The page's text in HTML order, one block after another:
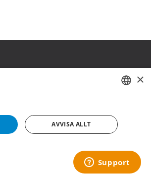
FI
×
AVVISA ALLT